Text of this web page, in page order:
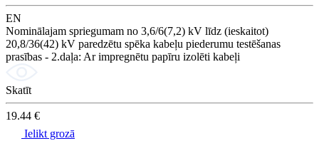
EN
Nominālajam spriegumam no 3,6/6(7,2) kV līdz (ieskaitot)
20,8/36(42) kV paredzētu spēka kabeļu piederumu testēšanas
prasības - 2.daļa: Ar impregnētu papīru izolēti kabeļi
Skatīt
19.44 €
Ielikt grozā